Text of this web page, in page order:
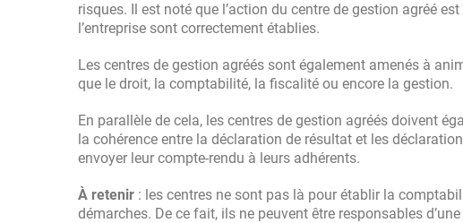
risques. Il est noté que l’action du centre de gestion agréé
l’entreprise sont correctement établies.
Les centres de gestion agréés sont également amenés à
que le droit, la comptabilité, la fiscalité ou encore la gestion.
En parallèle de cela, les centres de gestion agréés doivent
la cohérence entre la déclaration de résultat et les
envoyer leur compte-rendu à leurs adhérents.
À retenir : les centres ne sont pas là pour établir la
démarches. De ce fait, ils ne peuvent être responsables